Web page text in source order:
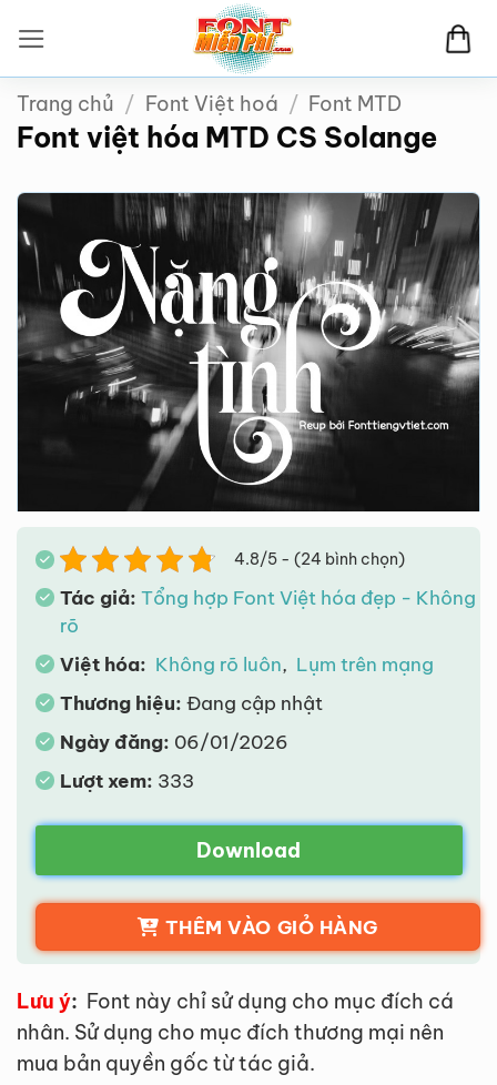
qua
nội
dung
Trang chủ / Font Việt hoá / Font MTD
Font việt hóa MTD CS Solange
4.8/5 - (24 bình chọn)
Tác giả: Tổng hợp Font Việt hóa đẹp - Không
rõ
Việt hóa: Không rõ luôn, Lụm trên mạng
Thương hiệu: Đang cập nhật
Ngày đăng: 06/01/2026
Lượt xem: 333
Download
THÊM VÀO GIỎ HÀNG
Lưu ý: Font này chỉ sử dụng cho mục đích cá
nhân. Sử dụng cho mục đích thương mại nên
mua bản quyền gốc từ tác giả.